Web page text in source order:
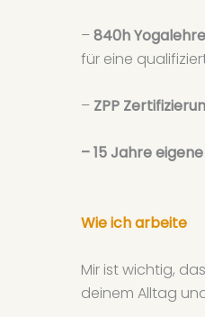
–840h
für eine
– ZPP
– 15 Jahre
Wie ich arbeite
Mir ist wichtig,
deinem Alltag